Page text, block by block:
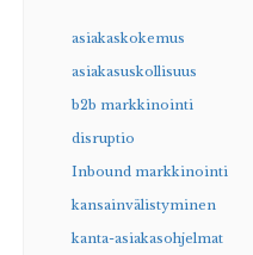
asiakaskokemus
asiakasuskollisuus
b2b markkinointi
disruptio
Inbound markkinointi
kansainvälistyminen
kanta-asiakasohjelmat